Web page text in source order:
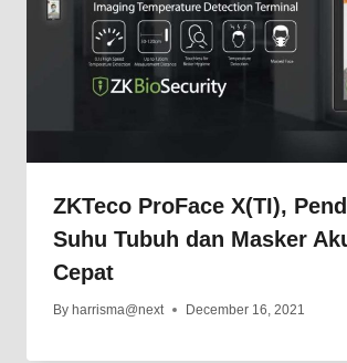
ZKTeco ProFace X(TI),
Suhu Tubuh dan Masker
Cepat
By harrisma@next December 16, 2021